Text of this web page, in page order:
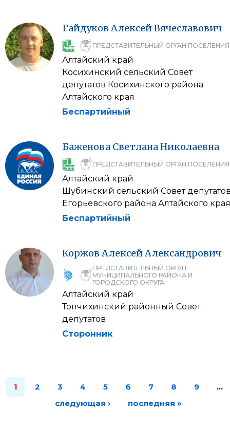
Гайдуков АлексейВячеславович
ПРЕДСТАВИТЕЛЬНЫЙ ОРГАН ПОСЕЛЕНИЯ
Алтайский край
Косихинский сельский Совет
депутатов Косихинского района
Алтайского края
Беспартийный
Баженова СветланаНиколаевна
ПРЕДСТАВИТЕЛЬНЫЙ ОРГАН ПОСЕЛЕНИЯ
Алтайский край
Шубинский сельский Совет
Егорьевского района Алтайского края
Беспартийный
Коржов АлексейАлександрович
ПРЕДСТАВИТЕЛЬНЫЙ ОРГАН
МУНИЦИПАЛЬНОГО РАЙОНА И
ГОРОДСКОГО ОКРУГА
Алтайский край
Топчихинский районный Совет
депутатов
Сторонник
1 2 3 4 5 6 7 8 9
…
следующая ›
последняя »